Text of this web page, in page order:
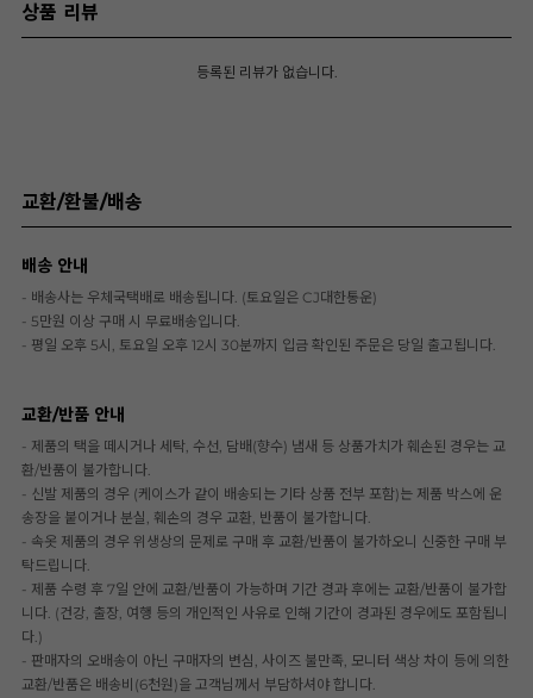
상품 리뷰
등록된 리뷰가 없습니다.
교환/환불/배송
배송 안내
- 배송사는 우체국택배로 배송됩니다. (토요일은 CJ대한통운)
- 5만원 이상 구매 시 무료배송입니다.
- 평일 오후 5시, 토요일 오후 12시 30분까지 입금 확인된 주문은 당일 출고됩니다.
교환/반품 안내
- 제품의 택을 떼시거나 세탁, 수선, 담배(향수) 냄새 등 상품가치가 훼손된 경우는 교
환/반품이 불가합니다.
- 신발 제품의 경우 (케이스가 같이 배송되는 기타 상품 전부 포함)는 제품 박스에 운
송장을 붙이거나 분실, 훼손의 경우 교환, 반품이 불가합니다.
- 속옷 제품의 경우 위생상의 문제로 구매 후 교환/반품이 불가하오니 신중한 구매 부
탁드립니다.
- 제품 수령 후 7일 안에 교환/반품이 가능하며 기간 경과 후에는 교환/반품이 불가합
니다. (건강, 출장, 여행 등의 개인적인 사유로 인해 기간이 경과된 경우에도 포함됩니
다.)
- 판매자의 오배송이 아닌 구매자의 변심, 사이즈 불만족, 모니터 색상 차이 등에 의한
교환/반품은 배송비(6천원)을 고객님께서 부담하셔야 합니다.